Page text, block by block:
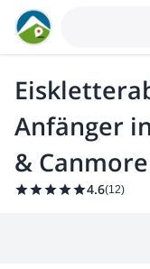
Anfänger
& Canmore
4.6(12)